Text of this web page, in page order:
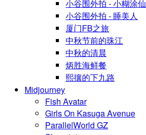
小谷围外拍 - 小糊涂仙
小谷围外拍 - 睡美人
厦门FB之旅
中秋节前的珠江
中秋的清晨
炳胜海鲜餐
熙攘的下九路
Midjourney
Fish Avatar
Girls On Kasuga Avenue
ParallelWorld GZ